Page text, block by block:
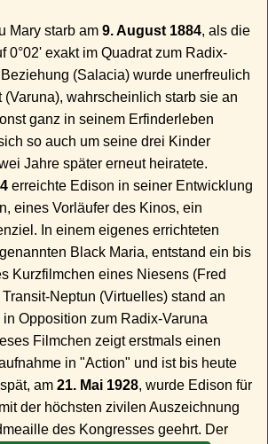
Mary starb am9. August 1884, als die
0°02' exakt im Quadrat zum Radix-
(Salacia) wurde unerfreulich
(Varuna), wahrscheinlich starb sie an
ganz in seinem Erfinderleben
so auch um seine drei Kinder
Jahre später erneut heiratete.
erreichte Edison in seiner Entwicklung
eines Vorläufer des Kinos, ein
In einem eigenes errichteten
Black Maria, entstand ein bis
Kurzfilmchen eines Niesens (Fred
Neptun (Virtuelles) stand an
in Opposition zum Radix-Varuna
Filmchen zeigt erstmals einen
in "Action" und ist bis heute
am21. Mai 1928, wurde Edison für
der höchsten zivilen Auszeichnung
des Kongresses geehrt. Der